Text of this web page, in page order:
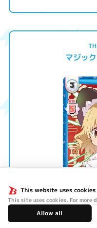
This website uses cookies
This site uses cookies. For more
Allow all
マジッ